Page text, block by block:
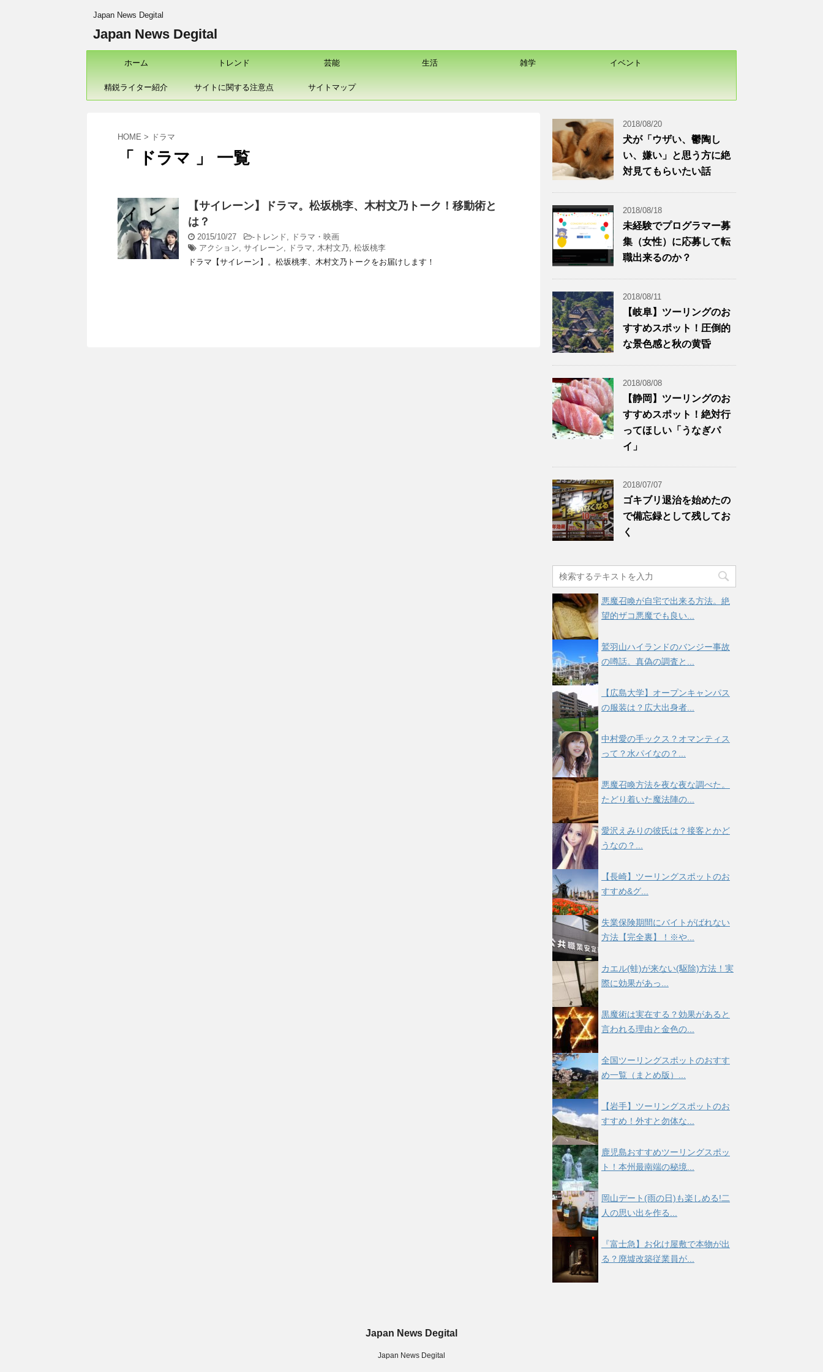
Japan News Degital
Japan News Degital
ホーム トレンド 芸能 生活 雑学 イベント
精鋭ライター紹介 サイトに関する注意点 サイトマップ
HOME > ドラマ
「 ドラマ 」 一覧
【サイレーン】ドラマ。松坂桃李、木村文乃トーク！移動術と
は？
2015/10/27 - トレンド, ドラマ・映画
アクション, サイレーン, ドラマ, 木村文乃, 松坂桃李
ドラマ【サイレーン】。松坂桃李、木村文乃トークをお届けします！
2018/08/20
犬が「ウザい、鬱陶し
い、嫌い」と思う方に絶
対見てもらいたい話
2018/08/18
未経験でプログラマー募
集（女性）に応募して転
職出来るのか？
2018/08/11
【岐阜】ツーリングのお
すすめスポット！圧倒的
な景色感と秋の黄昏
2018/08/08
【静岡】ツーリングのお
すすめスポット！絶対行
ってほしい「うなぎパ
イ」
2018/07/07
ゴキブリ退治を始めたの
で備忘録として残してお
く
悪魔召喚が自宅で出来る方法。絶
望的ザコ悪魔でも良い...
鷲羽山ハイランドのバンジー事故
の噂話。真偽の調査と...
【広島大学】オープンキャンパス
の服装は？広大出身者...
中村愛の手ックス？オマンティス
って？水パイなの？...
悪魔召喚方法を夜な夜な調べた。
たどり着いた魔法陣の...
愛沢えみりの彼氏は？接客とかど
うなの？...
【長崎】ツーリングスポットのお
すすめ&グ...
失業保険期間にバイトがばれない
方法【完全裏】！※や...
カエル(蛙)が来ない(駆除)方法！実
際に効果があっ...
黒魔術は実在する？効果があると
言われる理由と金色の...
全国ツーリングスポットのおすす
め一覧（まとめ版）...
【岩手】ツーリングスポットのお
すすめ！外すと勿体な...
鹿児島おすすめツーリングスポッ
ト！本州最南端の秘境...
岡山デート(雨の日)も楽しめる!二
人の思い出を作る...
『富士急】お化け屋敷で本物が出
る？廃墟改築従業員が...
Japan News Degital
Japan News Degital